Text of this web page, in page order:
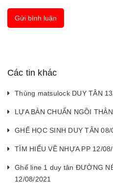
Gửi bình luận
Các tin khác
Thùng matsulock DUY TÂN
LỰA BÀN CHUẨN NGỒI
GHẾ HỌC SINH DUY TÂN
TÌM HIỂU VỀ NHỰA PP 12/
Ghế line 1 duy tân ĐƯỜNG
12/08/2021